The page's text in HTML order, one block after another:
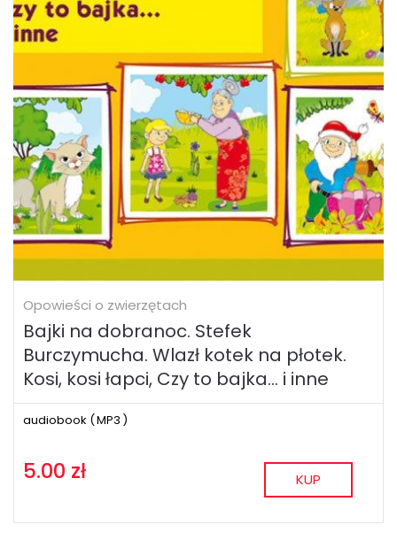
Opowieści o zwierzętach
Bajki na dobranoc. Stefek
Burczymucha. Wlazł kotek na płotek.
Kosi, kosi łapci, Czy to bajka... i inne
audiobook (MP3 )
5.00 zł KUP